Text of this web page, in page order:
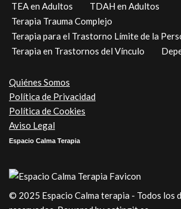
TEA en Adultos
TDAH en Adultos
Terapia Trauma Complejo
Terapia para el Trastorno Límite de la
Terapia en Trastornos del Vínculo
Quiénes Somos
Política de Privacidad
Política de Cookies
Aviso Legal
Espacio Calma Terapia
© 2025 Espacio Calma terapia - Todos los